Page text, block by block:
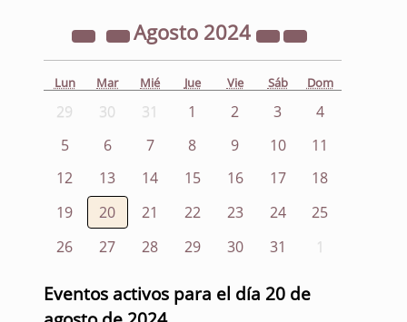
Agosto 2024
Lun Mar Mié Jue Vie Sáb Dom
29 30 31 1 2 3
4
5
6 7 8 9 10
11
12
13 14 15 16 17
18
19
20 21 22 23 24
25
26
27 28 29 30 31 1
Eventos activos para el día 20 de